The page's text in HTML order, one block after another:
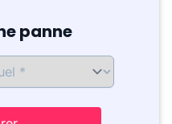
panne